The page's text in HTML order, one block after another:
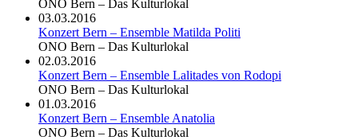
ONO Bern – Das Kulturlokal
03.03.2016
Konzert Bern – Ensemble Matilda Politi
ONO Bern – Das Kulturlokal
02.03.2016
Konzert Bern – Ensemble Lalitades von Rodopi
ONO Bern – Das Kulturlokal
01.03.2016
Konzert Bern – Ensemble Anatolia
ONO Bern – Das Kulturlokal